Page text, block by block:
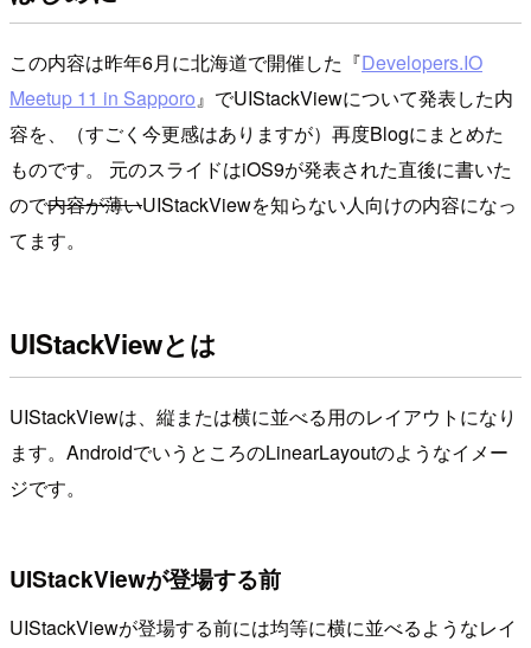
この内容は昨年6月に北海道で開催した『Developers.IO
Meetup 11 in Sapporo』でUIStackViewについて発表した内
容を、（すごく今更感はありますが）再度Blogにまとめた
ものです。 元のスライドはiOS9が発表された直後に書いた
ので内容が薄いUIStackViewを知らない人向けの内容になっ
てます。
UIStackViewとは
UIStackViewは、縦または横に並べる用のレイアウトになり
ます。AndroidでいうところのLinearLayoutのようなイメー
ジです。
UIStackViewが登場する前
UIStackViewが登場する前には均等に横に並べるようなレイ